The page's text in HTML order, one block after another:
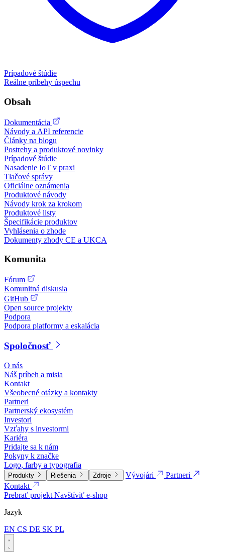
Prípadové štúdie
Reálne príbehy úspechu
Obsah
Dokumentácia
Návody a API referencie
Články na blogu
Postrehy a produktové novinky
Prípadové štúdie
Nasadenie IoT v praxi
Tlačové správy
Oficiálne oznámenia
Produktové návody
Návody krok za krokom
Produktové listy
Špecifikácie produktov
Vyhlásenia o zhode
Dokumenty zhody CE a UKCA
Komunita
Fórum
Komunitná diskusia
GitHub
Open source projekty
Podpora
Podpora platformy a eskalácia
Spoločnosť
O nás
Náš príbeh a misia
Kontakt
Všeobecné otázky a kontakty
Partneri
Partnerský ekosystém
Investori
Vzťahy s investormi
Kariéra
Pridajte sa k nám
Pokyny k značke
Logo, farby a typografia
Produkty Riešenia Zdroje Vývojári
Partneri
Kontakt
Prebrať projektNavštíviť e-shop
Jazyk
EN CS DE SK PL